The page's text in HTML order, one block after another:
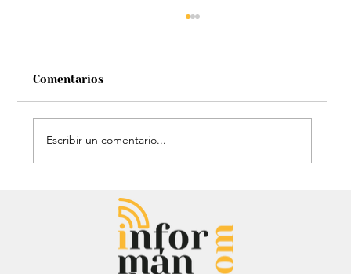
¿Ya conoces ‘Mis Fechas’?, la
ingeniosa app que ayuda a los
conductores a recordar obligaciones
y evitar multas
Comentarios
Escribir un comentario...